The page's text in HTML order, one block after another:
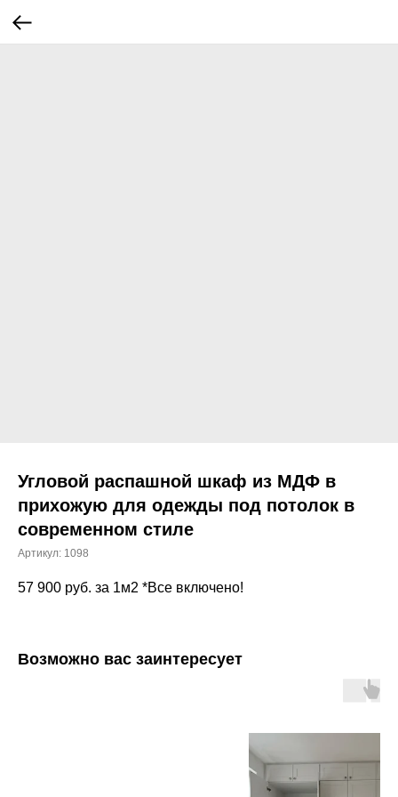
Угловой распашной шкаф из МДФ в
прихожую для одежды под потолок в
современном стиле
Артикул: 1098
57 900 руб. за 1м2 *Все включено!
Возможно вас заинтересует